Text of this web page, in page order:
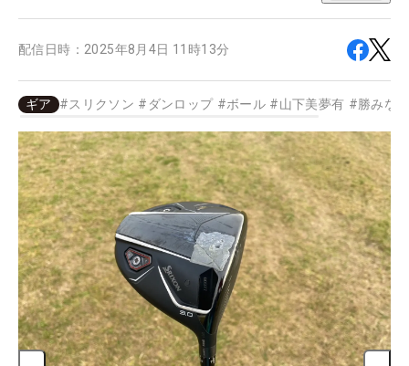
配信日時： 2025年8月4日 11時13分
ギア #スリクソン # ダンロップ #ボール #山下美夢有 #勝みな